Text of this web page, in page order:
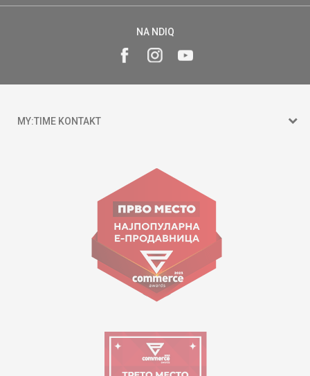
NA NDIQ
MY:TIME KONTAKT
Goce Nikolovski 74 Shkup
contact@mytime.mk
Orari i punës:
09:00 - 17:00